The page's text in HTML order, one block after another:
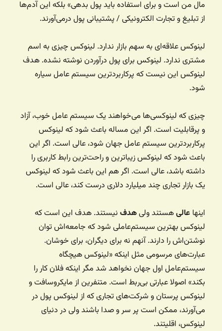
مال من است و برای استفاده باید پول بدهی» بلکه این آدم‌ها
از تبلیغ و تجارت الکترونیکی / پشتیبانی پول درمی‌آورند.
لینوکس علاقه‌ای به سهم بازار ندارد. لینوکس چیزی به اسم
مشتری ندارد. لینوکس برای پول درآوردن نوشته نشده. هدف
لینوکس این نیست که پرکاربردترین سیستم عامل سیاره
شود.
چیزی که لینوکسی‌ها می‌خواهند یک سیستم عامل خوب، آزاد
و پرقابلیت است. اگر این مساله باعث شود که لینوکس
پرکاربردترین سیستم عامل جهان شود، عالی است. اگر این
باعث شود که لینوکس زیباترین و راحت‌ترین رابط کاربری را
داشته باشد، عالی است. اگر هم این باعث شود که لینوکس
یک بازار تجاری چند میلیارد دلاری درست کند، عالی است.
اینها عالیهستند ولیهدف ‌ نیستند. هدف این است که
لینوکس بهترین سیستم‌عاملی شود که جامعه‌اش توان
نوشتن‌اش را دارند. آنهم نه برای دیگران، برای خوشان.
عبارت‌های مرسومی مثل اینکه «لینوکس هیچگاه
سیستم‌عامل اول جهان نخواهد شد مگر اینکه فلان کار را
بکند» اصولا عبارتی بی‌ربط است. متنفرین از مایکروسافت و
لینوکس پرستان و شرکت‌های تجاری که از لینوکس پول در
می‌آورند، ممکن است پر سر و صدا باشند ولی در دنیای
لینوکس،‌ اقلیتند.